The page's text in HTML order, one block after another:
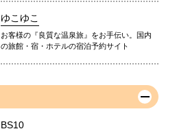
ゆこゆこ
お客様の『良質な温泉旅』をお手伝い。国内
の旅館・宿・ホテルの宿泊予約サイト
BS10